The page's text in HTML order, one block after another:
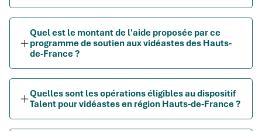
Quel est le montant de l'aide proposée par ce
programme de soutien aux vidéastes des Hauts-
de-France ?
Quelles sont les opérations éligibles au dispositif
Talent pour vidéastes en région Hauts-de-France ?